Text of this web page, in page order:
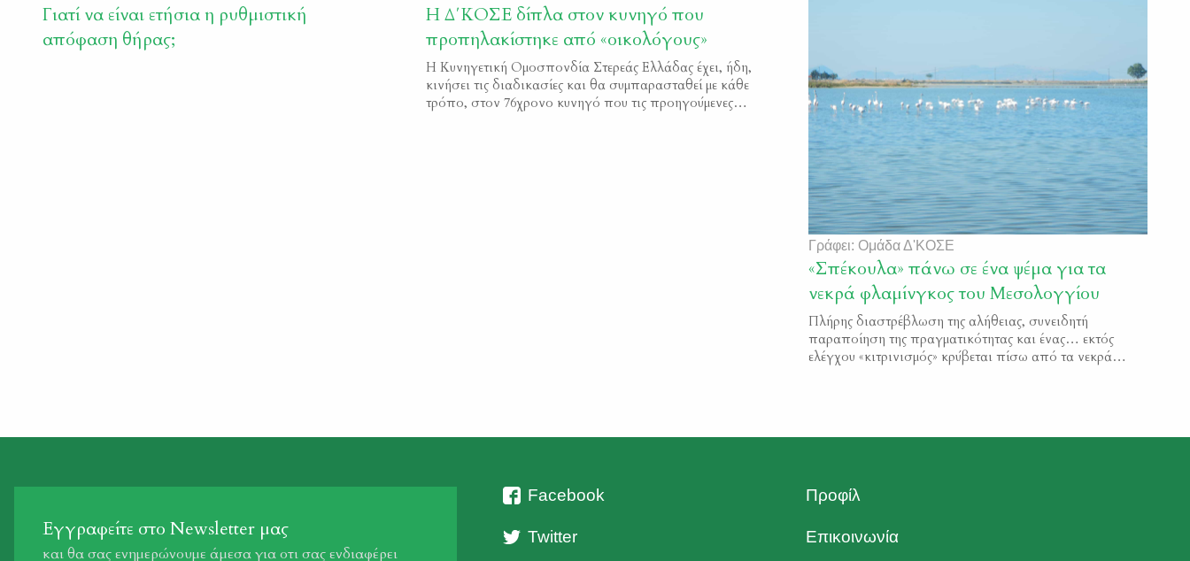
Γιατί να είναι ετήσια η ρυθμιστική
απόφαση θήρας;
H Δ΄ΚΟΣΕ δίπλα στον κυνηγό που
προπηλακίστηκε από «οικολόγους»
H Κυνηγετική Ομοσπονδία Στερεάς Ελλάδας έχει, ήδη,
κινήσει τις διαδικασίες και θα συμπαρασταθεί με κάθε
τρόπο, στον 76χρονο κυνηγό που τις προηγούμενες
Γράφει: Ομάδα Δ'ΚΟΣΕ
«Σπέκουλα» πάνω σε ένα ψέμα για τα
νεκρά φλαμίνγκος του Μεσολογγίου
Πλήρης διαστρέβλωση της αλήθειας, συνειδητή
παραποίηση της πραγματικότητας και ένας… εκτός
ελέγχου «κιτρινισμός» κρύβεται πίσω από τα νεκρά
Εγγραφείτε στο Newsletter μας
και θα σας ενημερώνουμε άμεσα για οτι σας ενδιαφέρει
Facebook
Twitter
Προφίλ
Επικοινωνία